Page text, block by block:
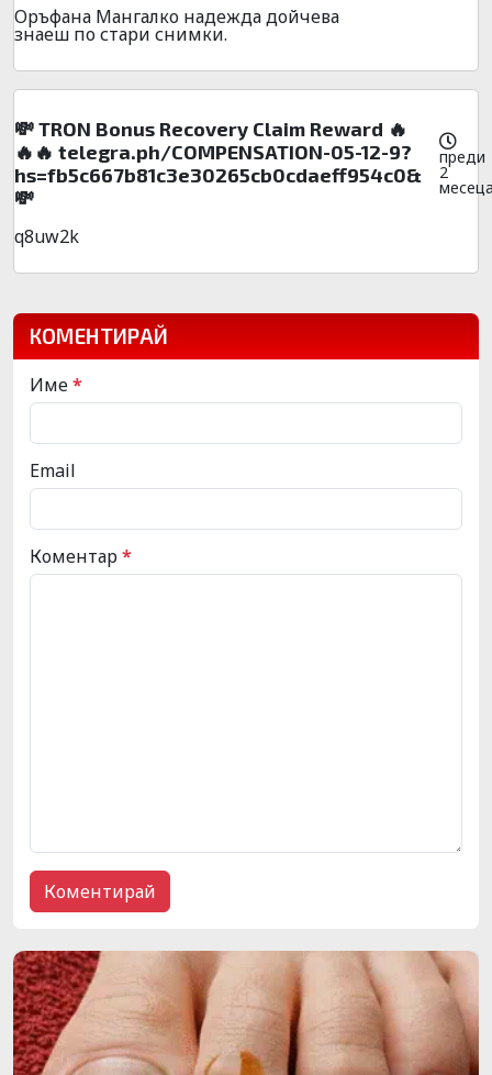
Оръфана Мангалко надежда дойчева
знаеш по стари снимки.
💸 TRON Bonus Recovery Claim Reward 🔥
🔥🔥 telegra.ph/COMPENSATION-05-12-9?
hs=fb5c667b81c3e30265cb0cdaeff954c0&
💸
преди
2
q8uw2k
КОМЕНТИРАЙ
Име*
Email
Коментар*